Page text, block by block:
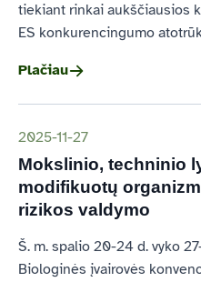
tiekiant rinkai aukščiausios
ES konkurencingumo
Plačiau
2025-11-27
Mokslinio, techninio
modifikuotų
rizikos valdymo
Š. m. spalio 20-24 d. vyko
Biologinės įvairovės